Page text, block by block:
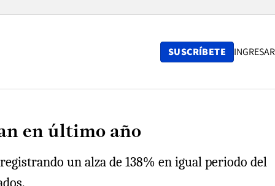
SUSCRÍBETE INGRESAR
en último año
un alza de 138% en igual periodo del